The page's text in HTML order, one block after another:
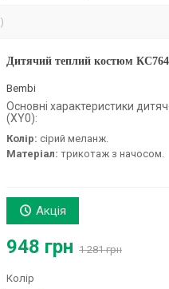
Дитячий теплий костюм
Bembi
Основні характеристики
(XY0):
Колір: сірий меланж.
Матеріал: трикотаж з начосом.
Акція
948 грн 1 281 грн
Колір